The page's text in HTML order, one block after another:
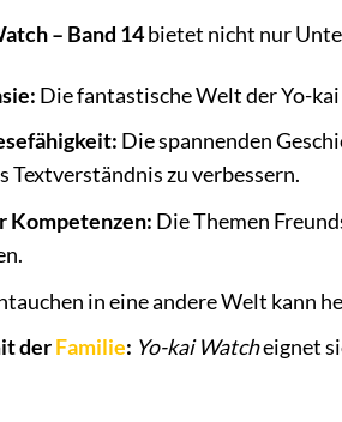
– Band 14bietet nicht nur
Die fantastische Welt der Yo-
Die spannenden
Textverständnis zu verbessern.
Kompetenzen: Die Themen
in eine andere Welt kann
derFamilie: Yo-kai Watcheignet